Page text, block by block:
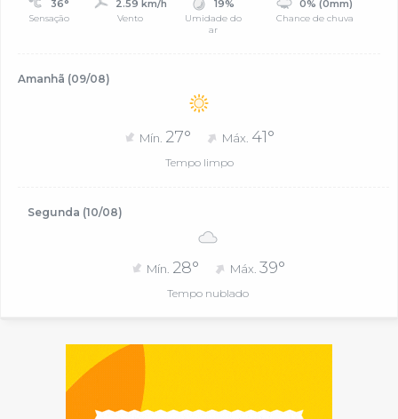
36°
Sensação
2.59 km/h
Vento
19%
Umidade do
ar
0% (0mm)
Chance de chuva
Amanhã (09/08)
Mín. 27° Máx. 41°
Tempo limpo
Segunda (10/08)
Mín. 28° Máx. 39°
Tempo nublado